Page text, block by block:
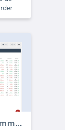
Produits de la Suite E-commerce